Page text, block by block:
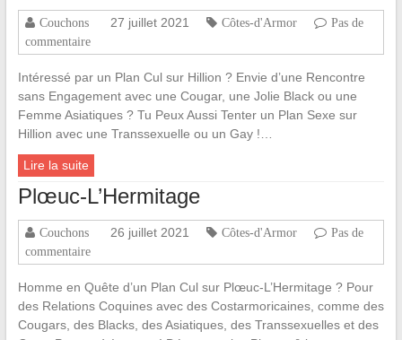
Couchons 27 juillet 2021 Côtes-d'Armor
Pas de
commentaire
Intéressé par un Plan Cul sur Hillion ? Envie d’une Rencontre
sans Engagement avec une Cougar, une Jolie Black ou une
Femme Asiatiques ? Tu Peux Aussi Tenter un Plan Sexe sur
Hillion avec une Transsexuelle ou un Gay !…
Lire la suite
Plœuc-L’Hermitage
Couchons 26 juillet 2021 Côtes-d'Armor
Pas de
commentaire
Homme en Quête d’un Plan Cul sur Plœuc-L’Hermitage ? Pour
des Relations Coquines avec des Costarmoricaines, comme des
Cougars, des Blacks, des Asiatiques, des Transsexuelles et des